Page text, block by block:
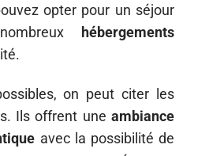
opter pour un séjour
hébergements
on peut citer les
Ils offrent une ambiance
avec la possibilité de